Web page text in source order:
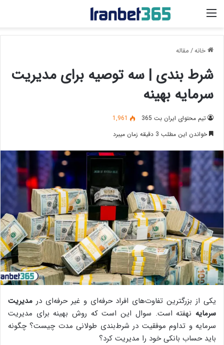
منو
خانه/مقاله
شرط بندی | سه توصیه برای مدیریت
سرمایه بهینه
تیم محتوای ایران بت 365
1,961
خواندن این مطلب 3 دقیقه زمان میبرد
یکی از بزرگترین تفاوت‌های افراد حرفه‌ای و غیر حرفه‌ای در مدیریت
سرمایه نهفته است. سوال این است که روش بهینه برای مدیریت
سرمایه و تداوم موفقیت در شرط‌بندی طولانی مدت چیست؟ چگونه
باید حساب بانکی خود را مدیریت کرد؟